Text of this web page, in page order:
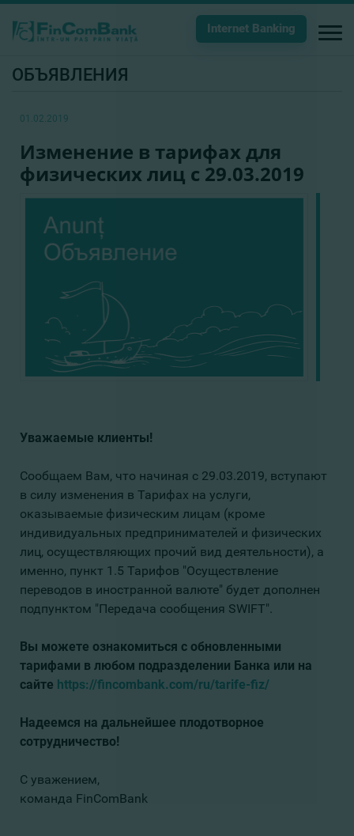
Internet Banking
ОБЪЯВЛЕНИЯ
01.02.2019
Изменение в тарифах для
физических лиц с 29.03.2019
Уважаемые клиенты!
Сообщаем Вам, что начиная с 29.03.2019, вступают
в силу изменения в Тарифах на услуги,
оказываемые физическим лицам (кроме
индивидуальных предпринимателей и физических
лиц, осуществляющих прочий вид деятельности), а
именно, пункт 1.5 Тарифов "Осуществление
переводов в иностранной валюте" будет дополнен
подпунктом "Передача сообщения SWIFT".
Вы можете ознакомиться с обновленными
тарифами в любом подразделении Банка или на
сайте https://fincombank.com/ru/tarife-fiz/
Надеемся на дальнейшее плодотворное
сотрудничество!
С уважением,
команда FinComBank